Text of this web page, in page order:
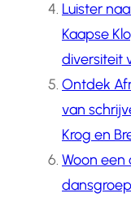
Luister
Kaapse
diversiteit
Ontdek
van
Krog en
Woon een